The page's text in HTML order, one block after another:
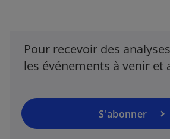
Pour recevoir des
les événements à venir et
S'abonner
a